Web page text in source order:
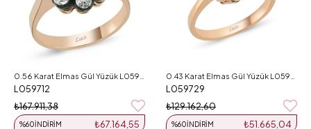
L059712
₺67.164,55
%60İNDIRIM
₺167.911,38
L059729
₺51.665,04
%60İNDIRIM
₺129.162,60